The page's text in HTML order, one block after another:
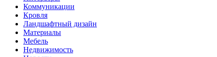
Коммуникации
Кровля
Ландшафтный дизайн
Материалы
Мебель
Недвижимость